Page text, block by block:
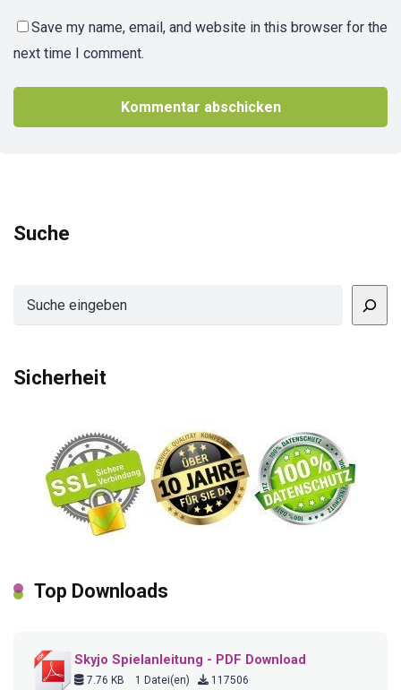
Save my name, email, and website in this browser for the
next time I comment.
Suche
Sicherheit
Top Downloads
Skyjo Spielanleitung - PDF Download
7.76 KB 1 Datei(en) 117506